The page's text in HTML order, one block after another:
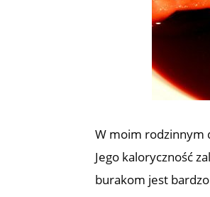
W moim rodzinnym
Jego kaloryczność
burakom jest